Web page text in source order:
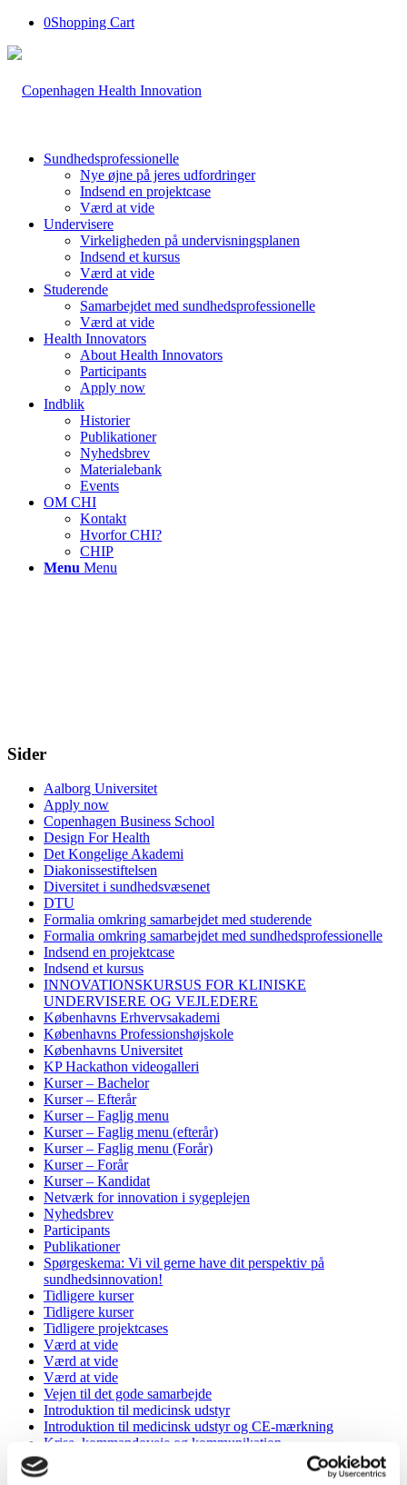
0Shopping Cart
Sundhedsprofessionelle
Nye øjne på jeres udfordringer
Indsend en projektcase
Værd at vide
Undervisere
Virkeligheden på undervisningsplanen
Indsend et kursus
Værd at vide
Studerende
Samarbejdet med sundhedsprofessionelle
Værd at vide
Health Innovators
About Health Innovators
Participants
Apply now
Indblik
Historier
Publikationer
Nyhedsbrev
Materialebank
Events
OM CHI
Kontakt
Hvorfor CHI?
CHIP
Menu Menu
Sider
Aalborg Universitet
Apply now
Copenhagen Business School
Design For Health
Det Kongelige Akademi
Diakonissestiftelsen
Diversitet i sundhedsvæsenet
DTU
Formalia omkring samarbejdet med studerende
Formalia omkring samarbejdet med sundhedsprofessionelle
Indsend en projektcase
Indsend et kursus
INNOVATIONSKURSUS FOR KLINISKE
UNDERVISERE OG VEJLEDERE
Københavns Erhvervsakademi
Københavns Professionshøjskole
Københavns Universitet
KP Hackathon videogalleri
Kurser – Bachelor
Kurser – Efterår
Kurser – Faglig menu
Kurser – Faglig menu (efterår)
Kurser – Faglig menu (Forår)
Kurser – Forår
Kurser – Kandidat
Netværk for innovation i sygeplejen
Nyhedsbrev
Participants
Publikationer
Spørgeskema: Vi vil gerne have dit perspektiv på
sundhedsinnovation!
Tidligere kurser
Tidligere kurser
Tidligere projektcases
Værd at vide
Værd at vide
Værd at vide
Vejen til det gode samarbejde
Introduktion til medicinsk udstyr
Introduktion til medicinsk udstyr og CE-mærkning
Krise, kommandoveje og kommunikation
Projektcases
Projektcases til Samarbejdet i sundhedssektoren